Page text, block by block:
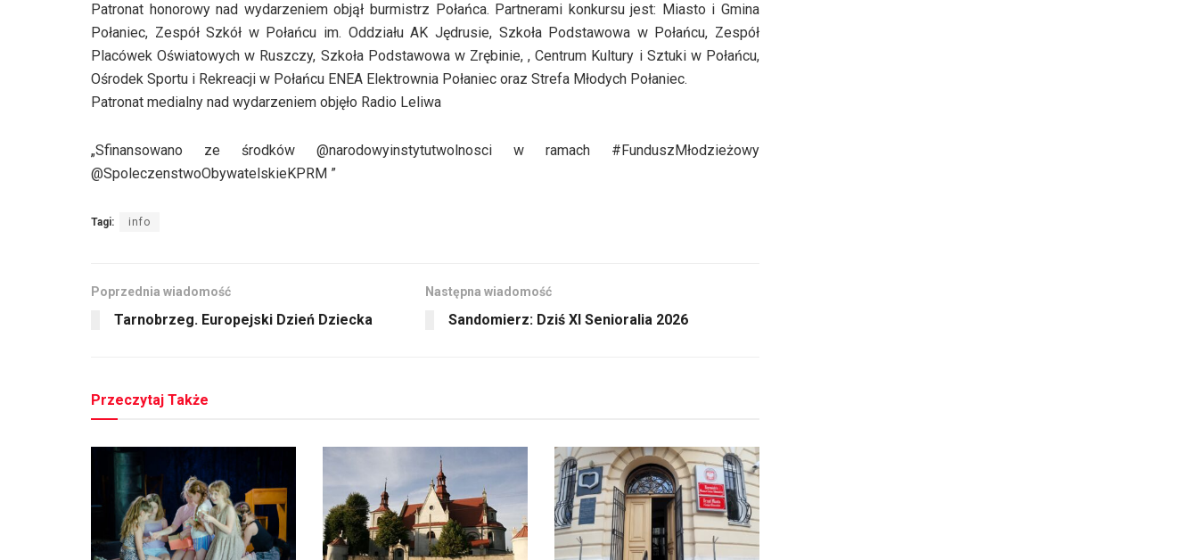
Patronat honorowy nad wydarzeniem objął burmistrz Połańca. Partnerami konkursu jest: Miasto i Gmina
Połaniec, Zespół Szkół w Połańcu im. Oddziału AK Jędrusie, Szkoła Podstawowa w Połańcu, Zespół
Placówek Oświatowych w Ruszczy, Szkoła Podstawowa w Zrębinie, , Centrum Kultury i Sztuki w Połańcu,
Ośrodek Sportu i Rekreacji w Połańcu ENEA Elektrownia Połaniec oraz Strefa Młodych Połaniec.
Patronat medialny nad wydarzeniem objęło Radio Leliwa
„Sfinansowano ze środków @narodowyinstytutwolnosci w ramach #FunduszMłodzieżowy
@SpoleczenstwoObywatelskieKPRM ”
Tagi: info
Poprzednia wiadomość
Tarnobrzeg. Europejski Dzień Dziecka
Następna wiadomość
Sandomierz: Dziś XI Senioralia 2026
Przeczytaj Także